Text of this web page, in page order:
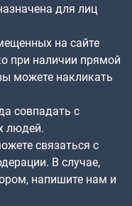
для лиц
на сайте
при наличии прямой
можете накликать
совпадать с
людей.
связаться с
В случае,
напишите нам и